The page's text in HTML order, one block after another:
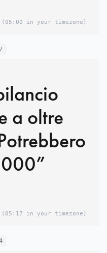
(05:00 in your timezone)
a oltre
(05:17 in your timezone)